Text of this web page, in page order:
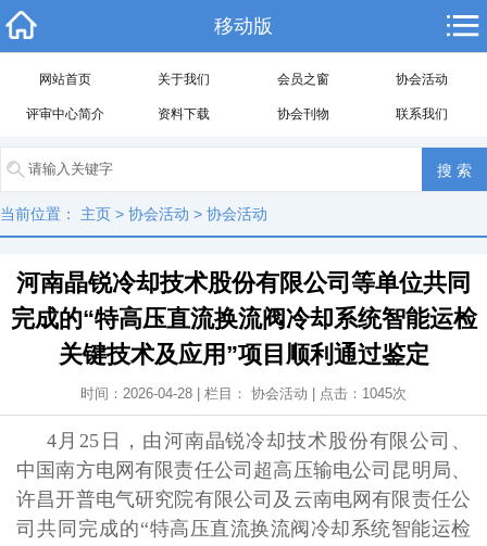
移动版
网站首页 关于我们 会员之窗 协会活动
评审中心简介 资料下载 协会刊物 联系我们
当前位置： 主页 > 协会活动 > 协会活动
河南晶锐冷却技术股份有限公司等单位共同
完成的“特高压直流换流阀冷却系统智能运检
关键技术及应用”项目顺利通过鉴定
时间：2026-04-28 | 栏目： 协会活动 | 点击： 1045次
4月25日，由河南晶锐冷却技术股份有限公司、
中国南方电网有限责任公司超高压输电公司昆明局、
许昌开普电气研究院有限公司及云南电网有限责任公
司 共同完成的“特高压直流换流阀冷却系统智能运检